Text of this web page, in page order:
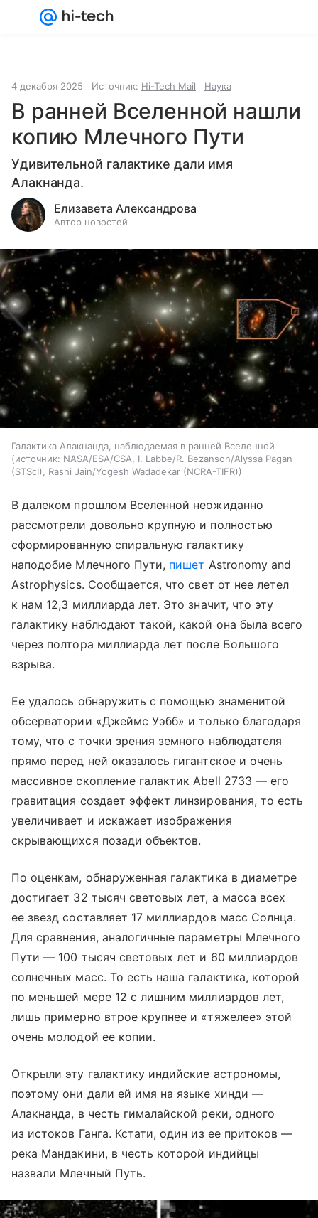
4 декабря 2025 Источник: Hi-Tech Mail Наука
В ранней Вселенной нашли
копию Млечного Пути
Удивительной галактике дали имя
Алакнанда.
Елизавета Александрова
Автор новостей
Галактика Алакнанда, наблюдаемая в ранней Вселенной
источник: NASA/ESA/CSA, I. Labbe/R. Bezanson/Alyssa Pagan
(STScI), Rashi Jain/Yogesh Wadadekar (NCRA-TIFR)
В далеком прошлом Вселенной неожиданно
рассмотрели довольно крупную и полностью
сформированную спиральную галактику
наподобие Млечного Пути, пишет Astronomy and
Astrophysics. Сообщается, что свет от нее летел
к нам 12,3 миллиарда лет. Это значит, что эту
галактику наблюдают такой, какой она была всего
через полтора миллиарда лет после Большого
взрыва.
Ее удалось обнаружить с помощью знаменитой
обсерватории «Джеймс Уэбб» и только благодаря
тому, что с точки зрения земного наблюдателя
прямо перед ней оказалось гигантское и очень
массивное скопление галактик Abell 2733 — его
гравитация создает эффект линзирования, то есть
увеличивает и искажает изображения
скрывающихся позади объектов.
По оценкам, обнаруженная галактика в диаметре
достигает 32 тысяч световых лет, а масса всех
ее звезд составляет 17 миллиардов масс Солнца.
Для сравнения, аналогичные параметры Млечного
Пути — 100 тысяч световых лет и 60 миллиардов
солнечных масс. То есть наша галактика, которой
по меньшей мере 12 с лишним миллиардов лет,
лишь примерно втрое крупнее и «тяжелее» этой
очень молодой ее копии.
Открыли эту галактику индийские астрономы,
поэтому они дали ей имя на языке хинди —
Алакнанда, в честь гималайской реки, одного
из истоков Ганга. Кстати, один из ее притоков —
река Мандакини, в честь которой индийцы
назвали Млечный Путь.